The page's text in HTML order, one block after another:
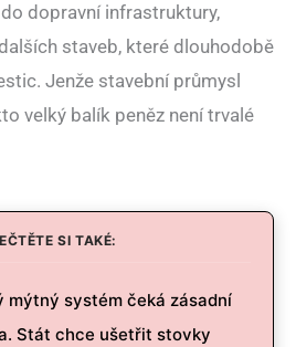
dopravní infrastruktury,
staveb, které dlouhodobě
Jenže stavební průmysl
velký balík peněz není trvalé
SI TAKÉ:
mýtný systém čeká zásadní
Stát chce ušetřit stovky